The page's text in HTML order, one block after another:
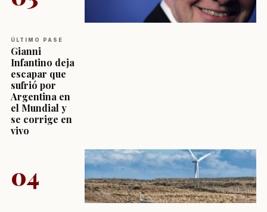
ÚLTIMO PASE
Gianni
Infantino deja
escapar que
sufrió por
Argentina en
el Mundial y
se corrige en
vivo
04